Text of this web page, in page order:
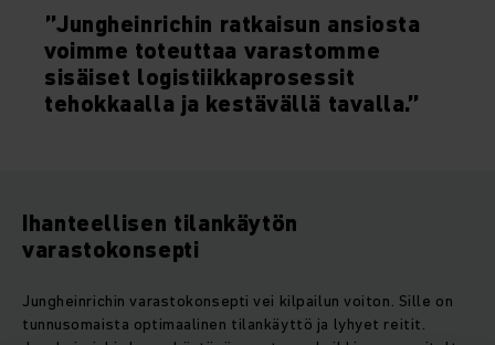
”Jungheinrichin ratkaisun ansiosta
voimme toteuttaa varastomme
sisäiset logistiikkaprosessit
tehokkaalla ja kestävällä tavalla.”
Ihanteellisen tilankäytön
varastokonsepti
Jungheinrichin varastokonsepti vei kilpailun voiton. Sille on
tunnusomaista optimaalinen tilankäyttö ja lyhyet reitit.